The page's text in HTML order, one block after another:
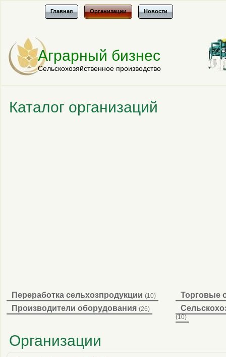
Главная Организации Новости
Аграрный бизнес
Сельскохозяйственное производство
Каталог организаций
Переработка сельхозпродукции (10)
Производители оборудования (26)
Торговые
(10)
Организации